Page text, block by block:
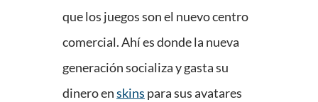
que los juegos son el nuevo centro
comercial. Ahí es donde la nueva
generación socializa y gasta su
dinero enskins para sus avatares